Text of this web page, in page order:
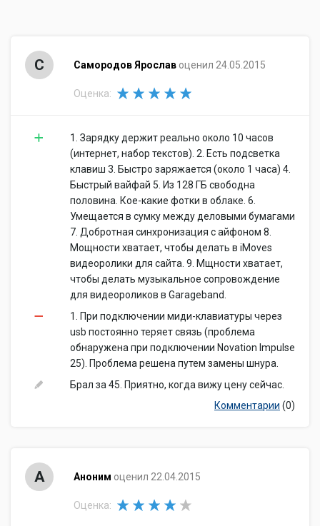
GPS
ГЛОНАСС
Веб-камера: да
ТВ-тюнер: нет
Пульт ДУ: нет
Слот для замка
Слот для замка Kensington:
нет
Металлический корпус
Металлический корпус: да
Ударопрочный корпус
Ударопрочный корпус: нет
Влагозащищенный корпус
Влагозащищенный корпус:
нет
Длина: 325 мм
Толщина: 17 мм
С Самородов Ярослав оценил 24.05.2015
Оценка:
1. Зарядку держит реально около 10 часов
(интернет, набор текстов). 2. Есть подсветка
клавиш 3. Быстро заряжается (около 1 часа) 4.
Быстрый вайфай 5. Из 128 ГБ свободна
половина. Кое-какие фотки в облаке. 6.
Умещается в сумку между деловыми бумагами
7. Добротная синхронизация с айфоном 8.
Мощности хватает, чтобы делать в iMoves
видеоролики для сайта. 9. Мщности хватает,
чтобы делать музыкальное сопровождение
для видеороликов в Garageband.
1. При подключении миди-клавиатуры через
usb постоянно теряет связь (проблема
обнаружена при подключении Novation Impulse
25). Проблема решена путем замены шнура.
Брал за 45. Приятно, когда вижу цену сейчас.
Комментарии (0)
А Аноним оценил 22.04.2015
Оценка: